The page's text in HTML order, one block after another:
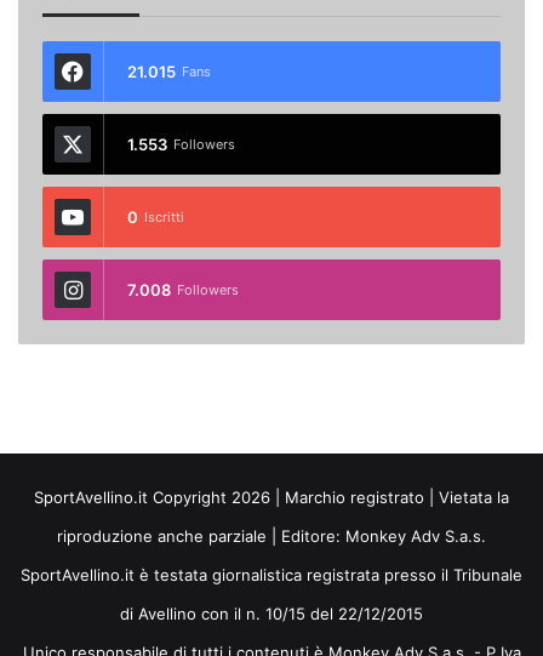
21.015 Fans
1.553 Followers
0 Iscritti
7.008 Followers
SportAvellino.it Copyright 2026 | Marchio registrato | Vietata la
riproduzione anche parziale | Editore: Monkey Adv S.a.s.
SportAvellino.it è testata giornalistica registrata presso il Tribunale
di Avellino con il n. 10/15 del 22/12/2015